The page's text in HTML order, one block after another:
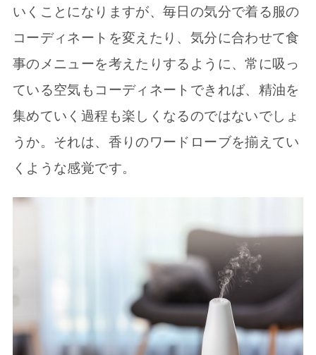
いくことになりますが、毎日の気分で着る服の
コーディネートを変えたり、気分に合わせて食
事のメニューを考えたりするように、常に吸っ
ている空気もコーディネートできれば、精油を
集めていく過程も楽しくなるのではないでしょ
うか。それは、香りのワードローブを揃えてい
くような感覚です。